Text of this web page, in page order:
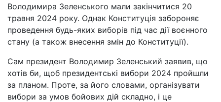
Володимира Зеленського мали закінчитися 20
травня 2024 року. Однак Конституція забороняє
проведення будь-яких виборів під час дії воєнного
стану (а також внесення змін до Конституції).
Сам президент Володимир Зеленський заявив, що
хотів би, щоб президентські вибори 2024 пройшли
за планом. Проте, за його словами, організувати
вибори за умов бойових дій складно, і це